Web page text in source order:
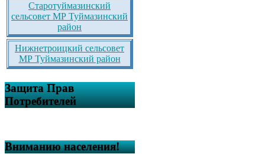
Старотуймазинский
сельсовет МР Туймазинский
район
Нижнетроицкий сельсовет
МР Туймазинский район
Защита Прав
Потребителей
Вниманию населения!